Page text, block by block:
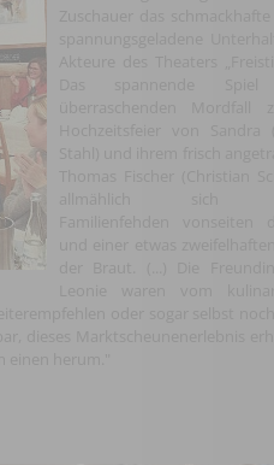
oder sogar selbst
dieses Marktscheunenerlebnis
herum."